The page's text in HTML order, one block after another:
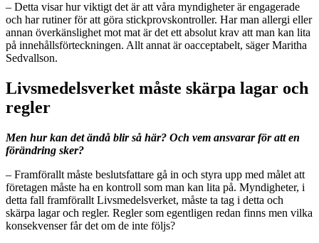
– Detta visar hur viktigt det är att våra myndigheter är engagerade
och har rutiner för att göra stickprovskontroller. Har man allergi eller
annan överkänslighet mot mat är det ett absolut krav att man kan lita
på innehållsförteckningen. Allt annat är oacceptabelt, säger Maritha
Sedvallson.
Livsmedelsverket måste skärpa lagar och
regler
Men hur kan det ändå blir så här? Och vem ansvarar för att en
förändring sker?
– Framförallt måste beslutsfattare gå in och styra upp med målet att
företagen måste ha en kontroll som man kan lita på. Myndigheter, i
detta fall framförallt Livsmedelsverket, måste ta tag i detta och
skärpa lagar och regler. Regler som egentligen redan finns men vilka
konsekvenser får det om de inte följs?